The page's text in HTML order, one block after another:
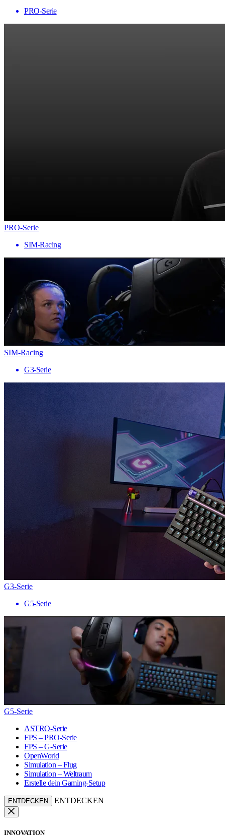
PRO-Serie
PRO-Serie
SIM-Racing
SIM-Racing
G3-Serie
G3-Serie
G5-Serie
G5-Serie
ASTRO-Serie
FPS – PRO-Serie
FPS – G-Serie
OpenWorld
Simulation – Flug
Simulation – Weltraum
Erstelle dein Gaming-Setup
ENTDECKEN ENTDECKEN
INNOVATION